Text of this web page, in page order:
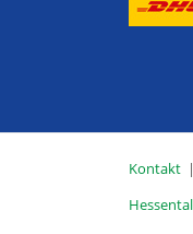
Kontakt|